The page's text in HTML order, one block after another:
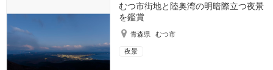
むつ市街地と陸奥湾の明暗際立つ夜景
を鑑賞
青森県 むつ市
夜景